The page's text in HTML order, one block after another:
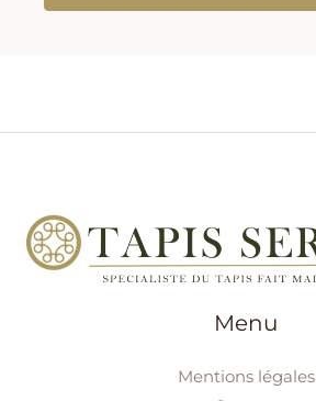
Menu
Mentions légales